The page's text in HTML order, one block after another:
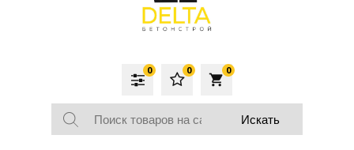
local_grocery_store
0
0
0